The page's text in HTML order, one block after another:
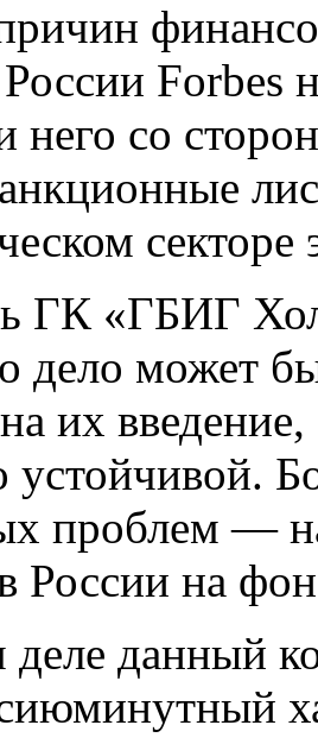
Forbes
него со
ГК «ГБИГ
дело может
их
устойчивой.
проблем —
России на
данный